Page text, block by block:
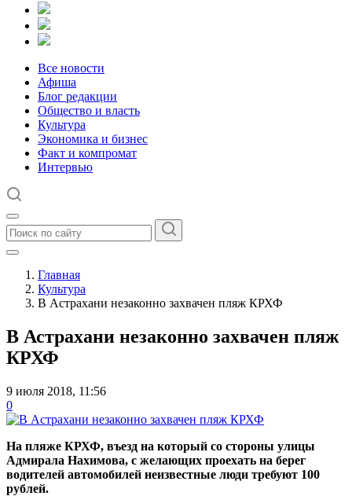
Все новости
Афиша
Блог редакции
Общество и власть
Культура
Экономика и бизнес
Факт и компромат
Интервью
Главная
Культура
В Астрахани незаконно захвачен пляж КРХФ
В Астрахани незаконно захвачен пляж
КРХФ
9 июля 2018, 11:56
0
На пляже КРХФ, въезд на который со стороны улицы
Адмирала Нахимова, с желающих проехать на берег
водителей автомобилей неизвестные люди требуют 100
рублей.